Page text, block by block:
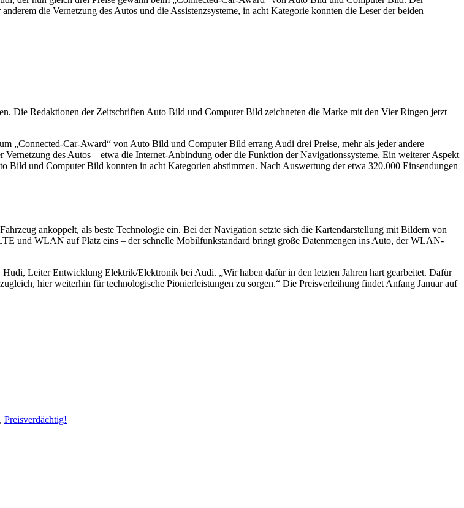
die Vernetzung des Autos und die Assistenzsysteme, in acht Kategorie konnten die Leser der beiden
Die Redaktionen der Zeitschriften Auto Bild und Computer Bild zeichneten die Marke mit den Vier Ringen jetzt
„Connected-Car-Award“ von Auto Bild und Computer Bild errang Audi drei Preise, mehr als jeder andere
des Autos – etwa die Internet-Anbindung oder die Funktion der Navigationssysteme. Ein weiterer Aspekt
Bild und Computer Bild konnten in acht Kategorien abstimmen. Nach Auswertung der etwa 320.000 Einsendungen
ankoppelt, als beste Technologie ein. Bei der Navigation setzte sich die Kartendarstellung mit Bildern von
und WLAN auf Platz eins – der schnelle Mobilfunkstandard bringt große Datenmengen ins Auto, der WLAN-
Leiter Entwicklung Elektrik/Elektronik bei Audi. „Wir haben dafür in den letzten Jahren hart gearbeitet. Dafür
hier weiterhin für technologische Pionierleistungen zu sorgen.“ Die Preisverleihung findet Anfang Januar auf
, Preisverdächtig!